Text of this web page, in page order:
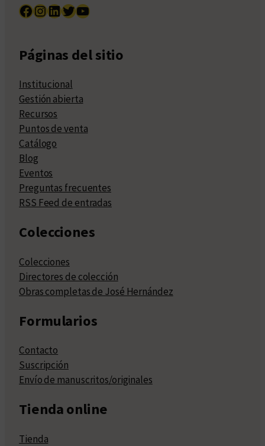
Facebook InstagramLinkedIn Twitter YouTube
Páginas del sitio
Institucional
Gestión abierta
Recursos
Puntos de venta
Catálogo
Blog
Eventos
Preguntas frecuentes
RSS Feed de entradas
Colecciones
Colecciones
Directores de colección
Obras completas de José Hernández
Formularios
Contacto
Suscripción
Envío de manuscritos/originales
Tienda online
Tienda